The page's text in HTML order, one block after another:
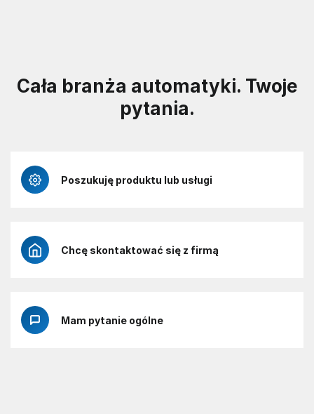
Cała branża automatyki. Twoje
pytania.
Poszukuję produktu lub usługi
Chcę skontaktować się z firmą
Mam pytanie ogólne